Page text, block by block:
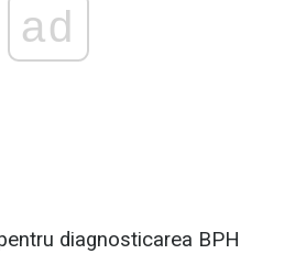
ad
diagnosticarea BPH